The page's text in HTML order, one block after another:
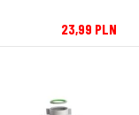
23,99 PLN